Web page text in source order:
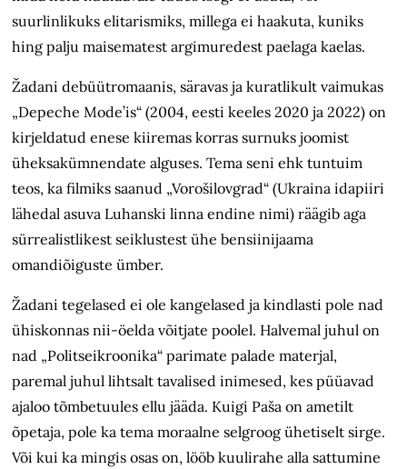
suurlinlikuks elitarismiks, millega ei haakuta, kuniks
hing palju maisematest argimuredest paelaga kaelas.
Žadani debüütromaanis, säravas ja kuratlikult vaimukas
„Depeche Mode’is“ (2004, eesti keeles 2020 ja 2022) on
kirjeldatud enese kiiremas korras surnuks joomist
üheksakümnendate alguses. Tema seni ehk tuntuim
teos, ka filmiks saanud „Vorošilovgrad“ (Ukraina idapiiri
lähedal asuva Luhanski linna endine nimi) räägib aga
sürrealistlikest seiklustest ühe bensiinijaama
omandiõiguste ümber.
Žadani tegelased ei ole kangelased ja kindlasti pole nad
ühiskonnas nii-öelda võitjate poolel. Halvemal juhul on
nad „Politseikroonika“ parimate palade materjal,
paremal juhul lihtsalt tavalised inimesed, kes püüavad
ajaloo tõmbetuules ellu jääda. Kuigi Paša on ametilt
õpetaja, pole ka tema moraalne selgroog ühetiselt sirge.
Või kui ka mingis osas on, lööb kuulirahe alla sattumine